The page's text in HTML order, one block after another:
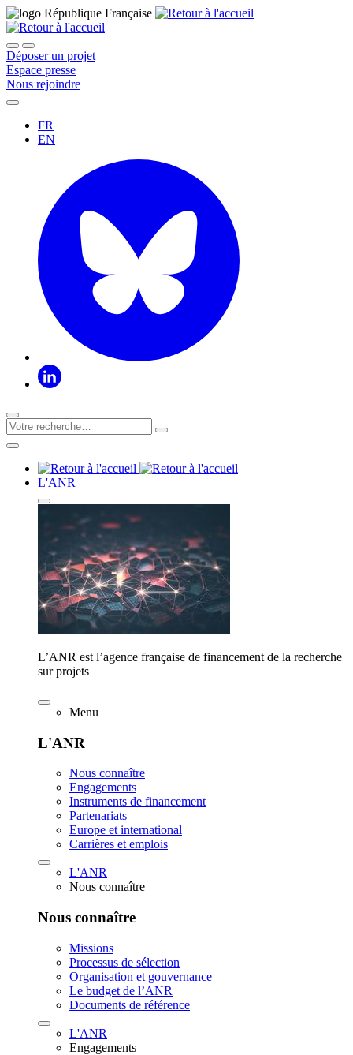
Déposer un projet
Espace presse
Nous rejoindre
FR
EN
L'ANR
L’ANR est l’agence française de financement de la recherche
sur projets
Menu
L'ANR
Nous connaître
Engagements
Instruments de financement
Partenariats
Europe et international
Carrières et emplois
L'ANR
Nous connaître
Nous connaître
Missions
Processus de sélection
Organisation et gouvernance
Le budget de l’ANR
Documents de référence
L'ANR
Engagements